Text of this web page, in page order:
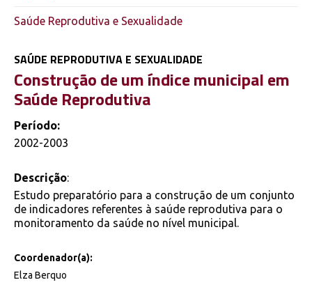
Saúde Reprodutiva e Sexualidade
SAÚDE REPRODUTIVA E SEXUALIDADE
Construção de um índice municipal em
Saúde Reprodutiva
Período:
2002-2003
Descrição:
Estudo preparatório para a construção de um conjunto
de indicadores referentes à saúde reprodutiva para o
monitoramento da saúde no nível municipal.
Coordenador(a):
Elza Berquo